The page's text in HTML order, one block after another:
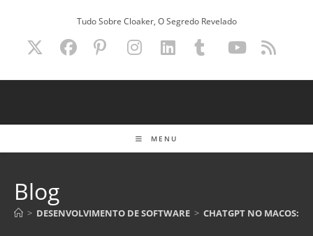
Tudo Sobre Cloaker, O Segredo Revelado
MENU
Blog
> DESENVOLVIMENTO DE SOFTWARE > CHATGPT NO MACOS: